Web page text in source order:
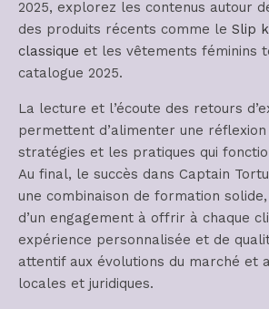
2025, explorez les contenus autour
des produits récents comme le Slip
classique et les vêtements féminins
catalogue 2025.
La lecture et l’écoute des retours
permettent d’alimenter une
stratégies et les pratiques qui
Au final, le succès dans Captain
une combinaison de formation
d’un engagement à offrir à chaque
expérience personnalisée et de
attentif aux évolutions du marché et
locales et juridiques.